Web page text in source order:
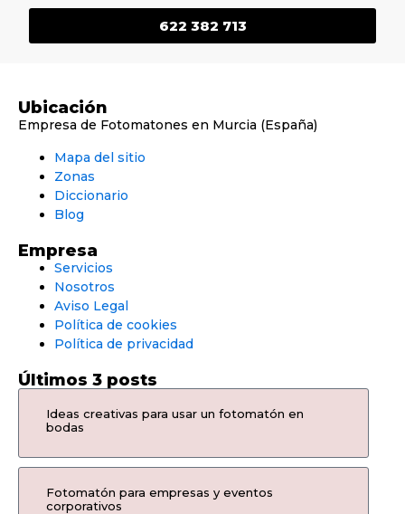
622 382 713
Ubicación
Empresa de Fotomatones en Murcia (España)
Mapa del sitio
Zonas
Diccionario
Blog
Empresa
Servicios
Nosotros
Aviso Legal
Política de cookies
Política de privacidad
Últimos 3 posts
Ideas creativas para usar un fotomatón en
bodas
Fotomatón para empresas y eventos
corporativos